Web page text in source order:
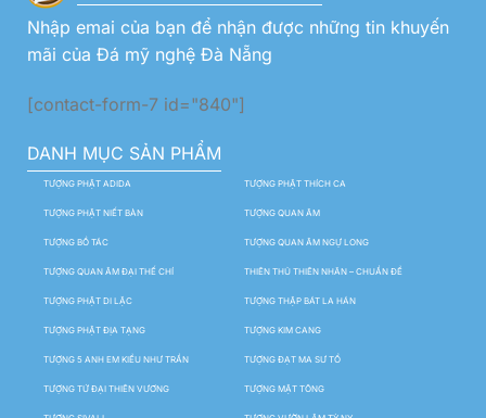
Nhập emai của bạn để nhận được những tin khuyến
mãi của Đá mỹ nghệ Đà Nẵng
[contact-form-7 id="840"]
DANH MỤC SẢN PHẨM
TƯỢNG PHẬT ADIDA TƯỢNG PHẬT THÍCH CA
TƯỢNG PHẬT NIẾT BÀN TƯỢNG QUAN ÂM
TƯỢNG BỒ TÁC TƯỢNG QUAN ÂM NGỰ LONG
TƯỢNG QUAN ÂM ĐẠI THẾ CHÍ THIÊN THỦ THIÊN NHÃN – CHUẨN ĐỀ
TƯỢNG PHẬT DI LẶC TƯỢNG THẬP BÁT LA HÁN
TƯỢNG PHẬT ĐỊA TẠNG TƯỢNG KIM CANG
TƯỢNG 5 ANH EM KIỀU NHƯ TRẦN TƯỢNG ĐẠT MA SƯ TỔ
TƯỢNG TỨ ĐẠI THIÊN VƯƠNG TƯỢNG MẬT TÔNG